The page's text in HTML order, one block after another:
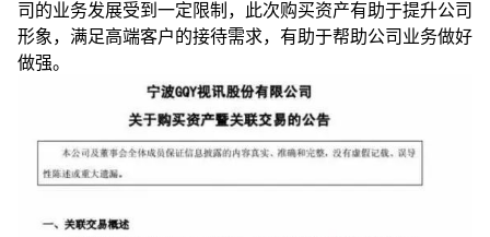
司的业务发展受到一定限制，此次购买资产有助于提升公司
形象，满足高端客户的接待需求，有助于帮助公司业务做好
做强。